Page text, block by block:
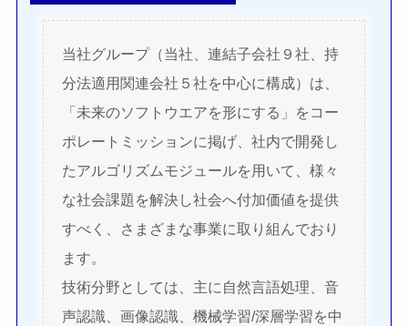
当社グループ（当社、連結子会社９社、持
分法適用関連会社５社を中心に構成）は、
「未来のソフトウエアを形にする」をコー
ポレートミッションに掲げ、社内で開発し
たアルゴリズムモジュールを用いて、様々
な社会課題を解決し社会へ付加価値を提供
すべく、さまざまな事業に取り組んでおり
ます。
技術分野としては、主に自然言語処理、音
声認識、画像認識、機械学習/深層学習を中